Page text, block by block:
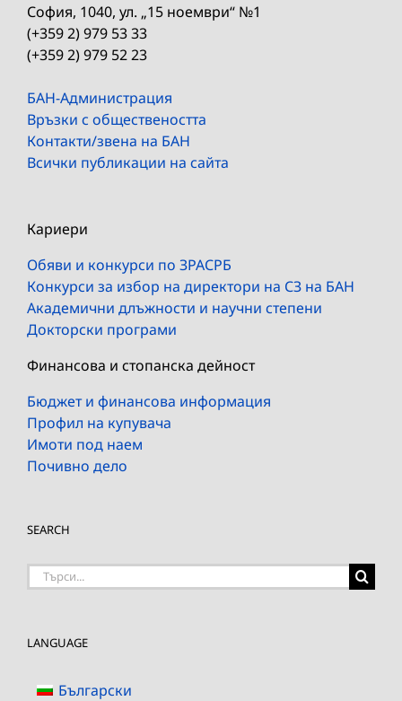
София, 1040, ул. „15 ноември“ №1
(+359 2) 979 53 33
(+359 2) 979 52 23
БАН-Администрация
Връзки с обществеността
Контакти/звена на БАН
Всички публикации на сайта
Кариери
Обяви и конкурси по ЗРАСРБ
Конкурси за избор на директори на СЗ на БАН
Академични длъжности и научни степени
Докторски програми
Финансова и стопанска дейност
Бюджет и финансова информация
Профил на купувача
Имоти под наем
Почивно дело
SEARCH
Търсене
LANGUAGE
Български